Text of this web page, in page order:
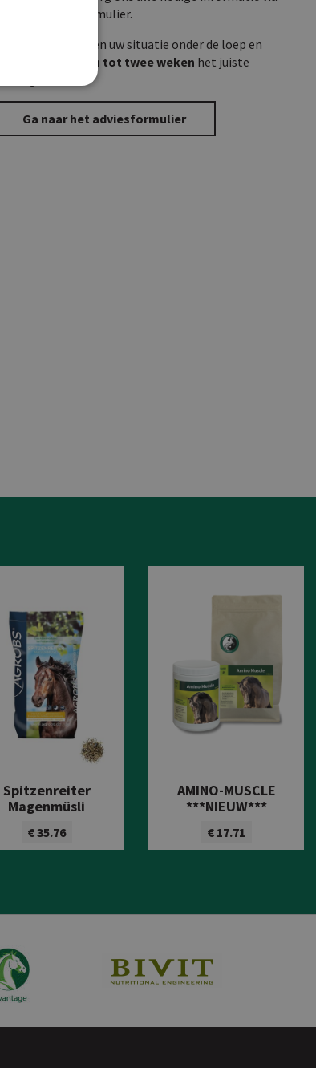
het consultatieformulier.
Onze experts nemen uw situatie onder de loep en
binnen één tot twee weken het juiste
Ga naar het adviesformulier
Spitzenreiter
Magenmüsli
€ 35.76
Bekijk product
AMINO-MUSCLE
***NIEUW***
€ 17.71
Bekijk product